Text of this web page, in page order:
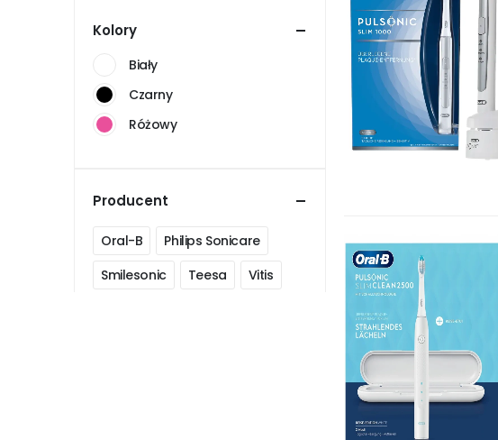
Kolory
Biały
Czarny
Różowy
Producent
Oral-B
Philips Sonicare
Smilesonic
Teesa Vitis